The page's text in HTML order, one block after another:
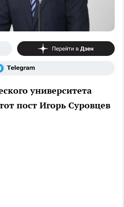
университета
пост Игорь Суровцев